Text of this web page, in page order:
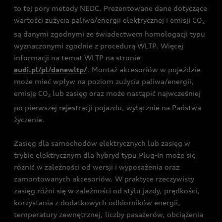
to tej pory metody NEDC. Prezentowane dane dotyczące
wartości zużycia paliwa/energii elektrycznej i emisji CO2
są danymi zgodnymi ze świadectwem homologacji typu
wyznaczonymi zgodnie z procedurą WLTP. Więcej
informacji na temat WLTP na stronie
audi.pl/pl/danewltp/. Montaż akcesoriów w pojeździe
może mieć wpływ na poziom zużycia paliwa/energii,
emisję CO2 lub zasięg oraz może nastąpić najwcześniej
po pierwszej rejestracji pojazdu, wyłącznie na Państwa
życzenie.
Zasięg dla samochodów elektrycznych lub zasięg w
trybie elektrycznym dla hybryd typu Plug-In może się
różnić w zależności od wersji i wyposażenia oraz
zamontowanych akcesoriów. W praktyce rzeczywisty
zasięg różni się w zależności od stylu jazdy, prędkości,
korzystania z dodatkowych odbiorników energii,
temperatury zewnętrznej, liczby pasażerów, obciążenia